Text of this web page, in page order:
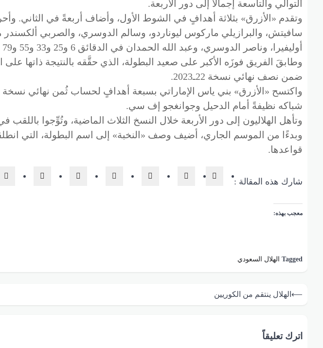
التوالي والتاسعة إجمالًا إلى دور الأربعة.
وتقدم «الأزرق» بثلاثة أهدافٍ في الشوط الأول، وأضاف أربعةً في الثاني.
سافيتش، والبرازيلي ماركوس ليوناردو، وسالم الدوسري، والصربي ألكسندر
أوليفيرا، وناصر الدوسري، وعبد الله الحمدان في الدقائق 6 و25 و33 و55 و79 و84 و88 على الترتيب.
ضمن نصف نهائي نسخة 22ـ2023.
شباكه نظيفةً أمام الدحيل وجوانغجو إف سي.
وتأهل الهلاليون إلى دور الأربعة خلال النسخ الثلاث الماضية، وتُوِّجوا باللقب
قواعدها.
شارك هذه المقالة :
معجب بهذه:
Tagged الهلال السعودي
تصفّح
المقالات
⟵ الهلال ينتقم من الكوريين
اترك تعليقاً